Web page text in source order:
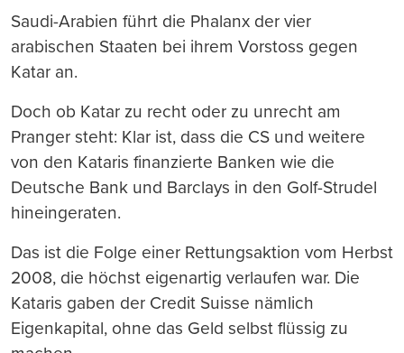
Saudi-Arabien führt die Phalanx der vier
arabischen Staaten bei ihrem Vorstoss gegen
Katar an.
Doch ob Katar zu recht oder zu unrecht am
Pranger steht: Klar ist, dass die CS und weitere
von den Kataris finanzierte Banken wie die
Deutsche Bank und Barclays in den Golf-Strudel
hineingeraten.
Das ist die Folge einer Rettungsaktion vom Herbst
2008, die höchst eigenartig verlaufen war. Die
Kataris gaben der Credit Suisse nämlich
Eigenkapital, ohne das Geld selbst flüssig zu